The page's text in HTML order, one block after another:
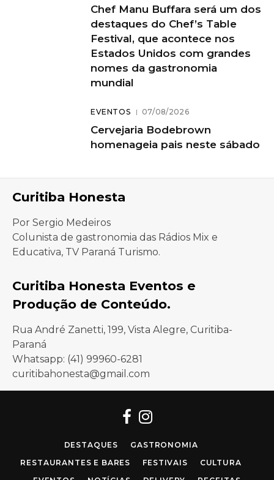
Chef Manu Buffara será um dos
destaques do Chef’s Table
Festival, que acontece nos
Estados Unidos com grandes
nomes da gastronomia
mundial
EVENTOS 07/08/2026
Cervejaria Bodebrown
homenageia pais neste sábado
Curitiba Honesta
Por Sergio Medeiros
Colunista de gastronomia das Rádios Mix e
Educativa, TV Paraná Turismo.
Curitiba Honesta Eventos e
Produção de Conteúdo.
Rua André Zanetti, 199, Vista Alegre, Curitiba-
Paraná
Whatsapp: (41) 99960-6281
curitibahonesta@gmail.com
Facebook
Instagram
DESTAQUES
GASTRONOMIA
RESTAURANTES E BARES
FESTIVAIS
CULTURA